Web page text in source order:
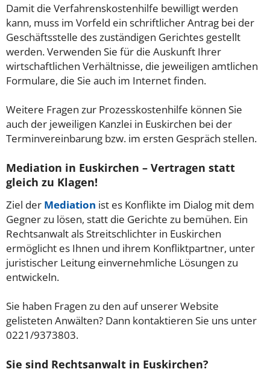
Damit die Verfahrenskostenhilfe bewilligt werden
kann, muss im Vorfeld ein schriftlicher Antrag bei der
Geschäftsstelle des zuständigen Gerichtes gestellt
werden. Verwenden Sie für die Auskunft Ihrer
wirtschaftlichen Verhältnisse, die jeweiligen amtlichen
Formulare, die Sie auch im Internet finden.
Weitere Fragen zur Prozesskostenhilfe können Sie
auch der jeweiligen Kanzlei in Euskirchen bei der
Terminvereinbarung bzw. im ersten Gespräch stellen.
Mediation in Euskirchen – Vertragen statt
gleich zu Klagen!
Ziel der Mediation ist es Konflikte im Dialog mit dem
Gegner zu lösen, statt die Gerichte zu bemühen. Ein
Rechtsanwalt als Streitschlichter in Euskirchen
ermöglicht es Ihnen und ihrem Konfliktpartner, unter
juristischer Leitung einvernehmliche Lösungen zu
entwickeln.
Sie haben Fragen zu den auf unserer Website
gelisteten Anwälten? Dann kontaktieren Sie uns unter
0221/9373803.
Sie sind Rechtsanwalt in Euskirchen?